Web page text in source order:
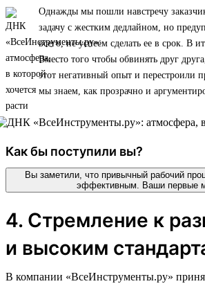
Однажды мы пошли навстречу
задачу с жестким дедлайном, но
всего, не успеем сделать ее в срок. В
Вместо того чтобы обвинять друг
этот негативный опыт и перестроили
мы знаем, как прозрачно и
Как бы поступили вы?
Вы заметили, что привычный рабочий
эффективным. Ваши первые
4. Стремление к
и высоким
В компании «ВсеИнструменты.ру»